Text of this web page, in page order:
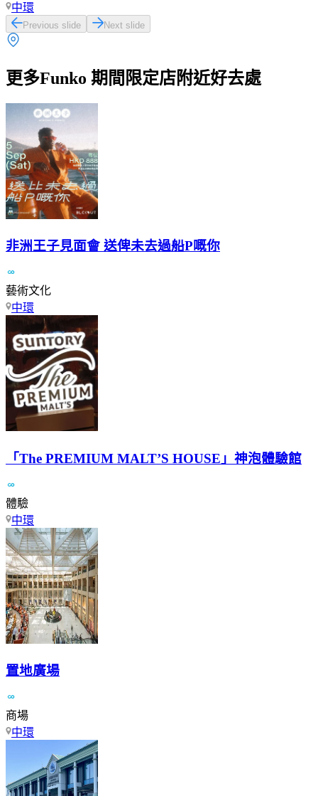
中環
Previous slide Next slide
更多Funko 期間限定店附近好去處
非洲王子見面會 送俾未去過船P嘅你
藝術文化
中環
「The PREMIUM MALT’S HOUSE」神泡體驗館
體驗
中環
置地廣場
商場
中環